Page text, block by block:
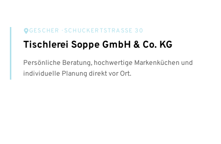
GESCHER · SCHUCKERTSTRASSE 30
Tischlerei Soppe GmbH & Co. KG
Persönliche Beratung, hochwertige Markenküchen und
individuelle Planung direkt vor Ort.